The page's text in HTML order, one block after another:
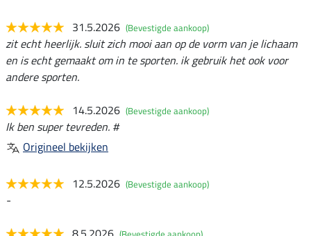
31.5.2026 (Bevestigde aankoop)
zit echt heerlijk. sluit zich mooi aan op de vorm van je lichaam
en is echt gemaakt om in te sporten. ik gebruik het ook voor
andere sporten.
14.5.2026 (Bevestigde aankoop)
Ik ben super tevreden. #
Origineel bekijken
12.5.2026 (Bevestigde aankoop)
-